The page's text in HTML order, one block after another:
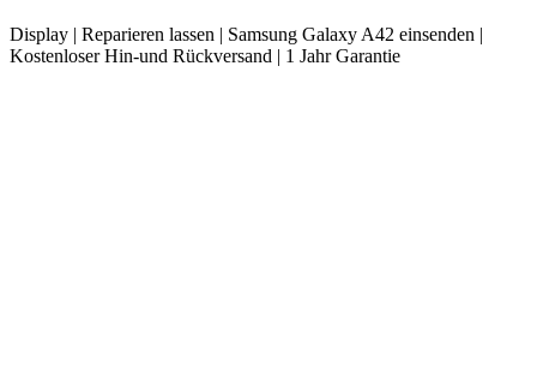
Display | Reparieren lassen | Samsung Galaxy A42 einsenden |
Kostenloser Hin-und Rückversand | 1 Jahr Garantie